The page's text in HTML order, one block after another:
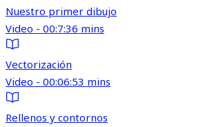
Nuestro primer dibujo
Video - 00:7:36 mins
Vectorización
Video - 00:06:53 mins
Rellenos y contornos